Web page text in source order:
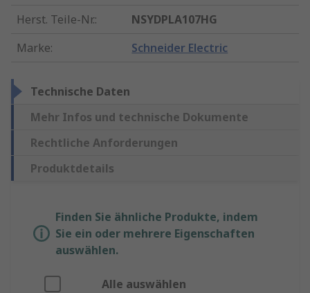
Herst. Teile-Nr.:
NSYDPLA107HG
Marke: Schneider Electric
Technische Daten
Mehr Infos und technische Dokumente
Rechtliche Anforderungen
Produktdetails
Finden Sie ähnliche Produkte, indem
Sie ein oder mehrere Eigenschaften
auswählen.
Alle auswählen